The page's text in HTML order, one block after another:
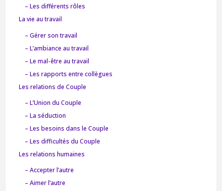
– Les différents rôles
La vie au travail
– Gérer son travail
– L’ambiance au travail
– Le mal-être au travail
– Les rapports entre collègues
Les relations de Couple
– L’Union du Couple
– La séduction
– Les besoins dans le Couple
– Les difficultés du Couple
Les relations humaines
– Accepter l’autre
– Aimer l’autre